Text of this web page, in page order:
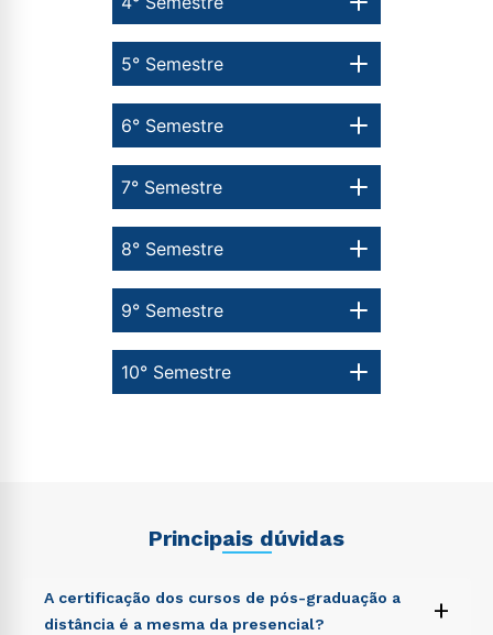
10° Semestre
9° Semestre
8° Semestre
7° Semestre
6° Semestre
5° Semestre
Principais dúvidas
A certificação dos cursos de pós-graduação a
distância é a mesma da presencial?
+